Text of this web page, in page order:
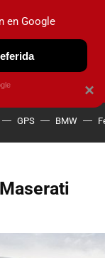
GPS BMW
×
en Google